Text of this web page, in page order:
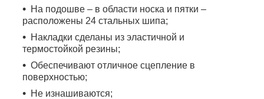
На подошве – в области носка и пятки –
расположены 24 стальных шипа;
Накладки сделаны из эластичной и
термостойкой резины;
Обеспечивают отличное сцепление в
поверхностью;
Не изнашиваются;